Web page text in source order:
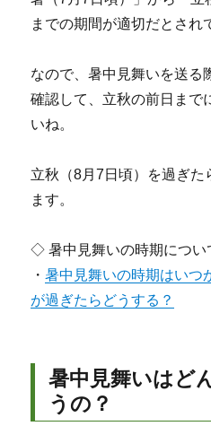
までの期間が適切だとされ
なので、暑中見舞いを送る
確認して、立秋の前日まで
いね。
立秋（8月7日頃）を過ぎた
ます。
◇ 暑中見舞いの時期につい
・暑中見舞いの時期はいつ
が過ぎたらどうする？
暑中見舞いはど
うの？